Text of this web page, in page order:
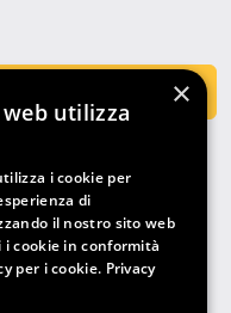
×
utilizza
i cookie per
di
il nostro sito web
cookie in conformità
per i cookie. Privacy